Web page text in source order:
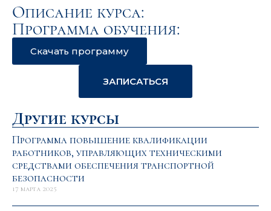
Описание курса:
Программа обучения:
Скачать программу
ЗАПИСАТЬСЯ
Другие курсы
Программа повышение квалификации
работников, управляющих техническими
средствами обеспечения транспортной
безопасности
17 марта 2025